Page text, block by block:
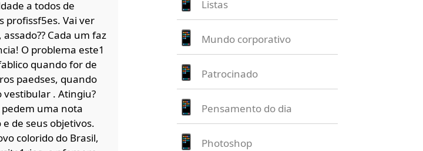
a todos de
profissf5es. Vai ver
Cada um faz
O problema este1
quando for de
paedses, quando
. Atingiu?
uma nota
de seus objetivos.
colorido do Brasil,
Listas
Mundo corporativo
Patrocinado
Pensamento do dia
Photoshop